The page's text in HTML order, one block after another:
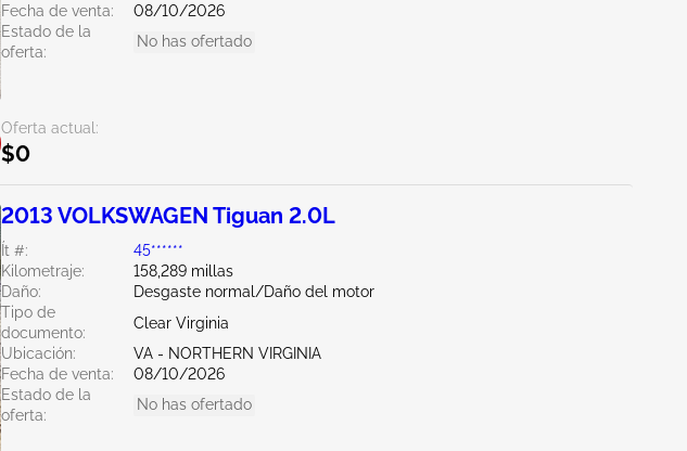
Fecha de venta:
08/10/2026
Estado de la
oferta:
No has ofertado
Oferta actual:
$0
2013 VOLKSWAGEN Tiguan 2.0L
Ít #:
45******
Kilometraje:
158,289 millas
Daño:
Desgaste normal/Daño del motor
Tipo de
documento:
Clear Virginia
Ubicación:
VA - NORTHERN VIRGINIA
Fecha de venta:
08/10/2026
Estado de la
oferta:
No has ofertado